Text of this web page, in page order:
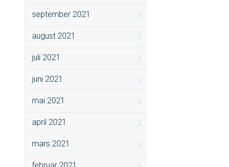
september 2021
august 2021
juli 2021
juni 2021
mai 2021
april 2021
mars 2021